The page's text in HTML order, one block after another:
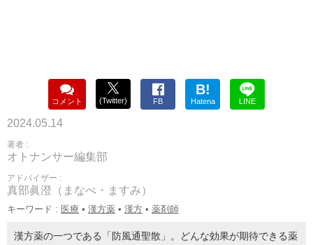
コメント (Twitter) FB
B!
Hatena LINE
2024.05.14
著者 :
オトナンサー編集部
アドバイザー :
真部眞澄（まなべ・ますみ）
キーワード : 医療 • 漢方薬 • 漢方 • 薬剤師
漢方薬の一つである「防風通聖散」。どんな効果が期待できる薬